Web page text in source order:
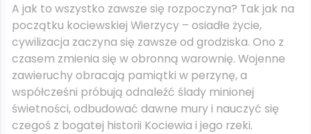
A jak to wszystko zawsze się rozpoczyna? Tak jak na
początku kociewskiej Wierzycy – osiadłe życie,
cywilizacja zaczyna się zawsze od grodziska. Ono z
czasem zmienia się w obronną warownię. Wojenne
zawieruchy obracają pamiątki w perzynę, a
współcześni próbują odnaleźć ślady minionej
świetności, odbudować dawne mury i nauczyć się
czegoś z bogatej historii Kociewia i jego rzeki.